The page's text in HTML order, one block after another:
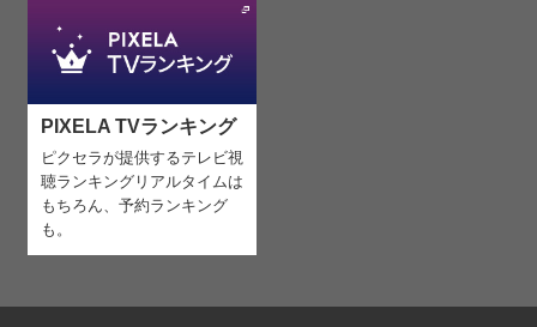
PIXELA TVランキング
ピクセラが提供するテレビ視
聴ランキング リアルタイムは
もちろん、予約ランキング
も。